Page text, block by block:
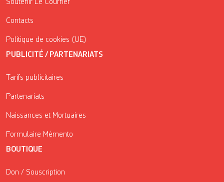
Soutenir Le Courrier
Contacts
Politique de cookies (UE)
PUBLICITÉ / PARTENARIATS
Tarifs publicitaires
Partenariats
Naissances et Mortuaires
Formulaire Mémento
BOUTIQUE
Don / Souscription